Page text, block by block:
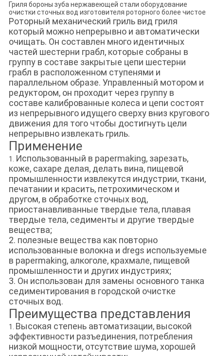
Гриля бороны зуба нержавеющей стали оборудование
очистки сточных вод изготовителя роторного более чистое
Роторный механический гриль вид гриля
который можно непрерывно и автоматически
очищать. Он составлен много идентичных
частей шестерни грабл, которые собраны в
группу в составе закрытые цепи шестерни
грабл в расположенном ступенями и
параллельном образе. Управленный мотором и
редуктором, он проходит через группу в
составе калиброванные колеса и цепи состоят
из непрерывного идущего сверху вниз кругового
движения для того чтобы достигнуть цели
непрерывно извлекать гриль.
Применение
1. Использованный в papermaking, зарезать,
коже, сахаре делая, делать вина, пищевой
промышленности извлекутся индустрии, ткани,
печатании и красить, петрохимическом и
другом, в обработке сточных вод,
приостанавливанные твердые тела, плавая
твердые тела, седименты и другие твердые
вещества;
2. полезные вещества как повторно
использованные волокна и dregs используемые
в papermaking, алкоголе, крахмале, пищевой
промышленности и других индустриях;
3. Он использован для замены основного танка
седиментирования в городской очистке
сточных вод.
Преимущества представления
1. Высокая степень автоматизации, высокой
эффективности разъединения, потребления
низкой мощности, отсутствие шума, хорошей